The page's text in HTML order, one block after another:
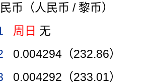
币（人民币 / 黎币）
周日 无
0.004294（232.86）
0.004292（233.01）